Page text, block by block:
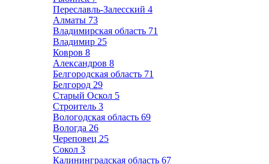
Переславль-Залесский 4
Алматы 73
Владимирская область 71
Владимир 25
Ковров 8
Александров 8
Белгородская область 71
Белгород 29
Старый Оскол 5
Строитель 3
Вологодская область 69
Вологда 26
Череповец 25
Сокол 3
Калининградская область 67